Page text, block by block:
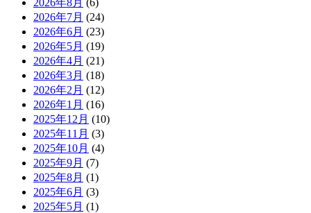
2026年7月 (24)
2026年6月 (23)
2026年5月 (19)
2026年4月 (21)
2026年3月 (18)
2026年2月 (12)
2026年1月 (16)
2025年12月 (10)
2025年11月 (3)
2025年10月 (4)
2025年9月 (7)
2025年8月 (1)
2025年6月 (3)
2025年5月 (1)